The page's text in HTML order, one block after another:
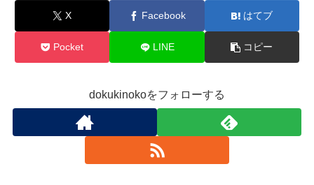
X Facebook はてブ
Pocket LINE コピー
dokukinokoをフォローする